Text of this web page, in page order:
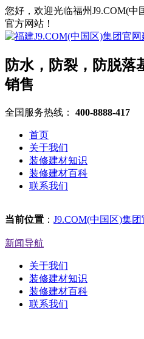
您好，欢迎光临福州J9.COM(中
官方网站！
防水，防裂，防脱落
销售
全国服务热线： 400-8888-417
首页
关于我们
装修建材知识
装修建材百科
联系我们
当前位置 ： J9.COM(中国区)集团
新闻导航
关于我们
装修建材知识
装修建材百科
联系我们